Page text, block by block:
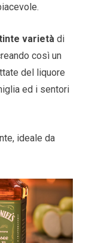
varietà di
così un
del liquore
ed i sentori
ideale da